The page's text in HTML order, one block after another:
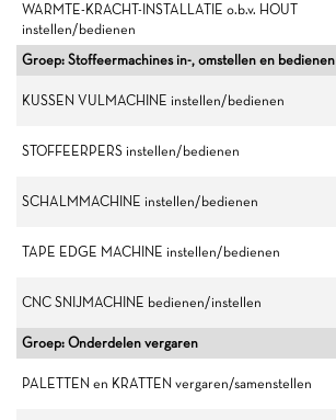
WARMTE-KRACHT-INSTALLATIE o.b.v. HOUT
instellen/bedienen
Groep: Stoffeermachines in-, omstellen en bedienen
KUSSEN VULMACHINE instellen/bedienen
STOFFEERPERS instellen/bedienen
SCHALMMACHINE instellen/bedienen
TAPE EDGE MACHINE instellen/bedienen
CNC SNIJMACHINE bedienen/instellen
Groep: Onderdelen vergaren
PALETTEN en KRATTEN vergaren/samenstellen